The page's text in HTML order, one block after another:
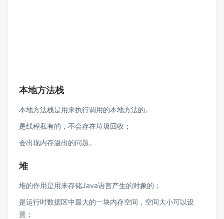
本地方法栈
本地方法栈是用来执行调用的本地方法的。
是线程私有的，不会存在垃圾回收；
会出现内存溢出的问题。
堆
堆的作用是用来存储Java语言产生的对象的；
是运行时数据区中最大的一块内存空间，空间大小可以设
置；